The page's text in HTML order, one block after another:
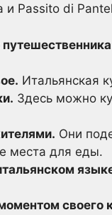
и Passito di
Итальянская
Здесь можно
Они
места для еды.
своего